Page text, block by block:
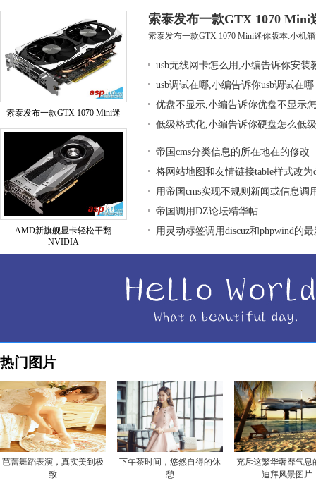
索泰发布一款GTX 1070 Mini迷
AMD新旗舰显卡轻松干翻
NVIDIA
索泰发布一款GTX 1070 Mini
索泰发布一款GTX 1070 Mini迷你版本:小机
usb无线网卡怎么用,小编告诉你安装
usb调试在哪,小编告诉你usb调试在哪
优盘不显示,小编告诉你优盘不显示
低级格式化,小编告诉你硬盘怎么低
帝国cms分类信息的所在地在的修改
将网站地图和友情链接table样式改为
用帝国cms实现不规则新闻或信息调
帝国调用DZ论坛精华帖
用灵动标签调用discuz和phpwind的
热门图片
芭蕾舞蹈表演，真实美到极
致
下午茶时间，悠然自得的休
憩
充斥这繁华奢靡气息
迪拜风景图片